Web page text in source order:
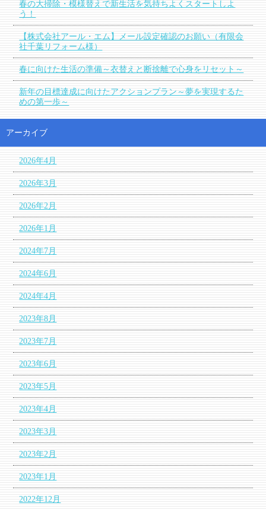
春の大掃除・模様替えで新生活を気持ちよくスタートしよ
う！
【株式会社アール・エム】メール設定確認のお願い（有限会
社千葉リフォーム様）
春に向けた生活の準備～衣替えと断捨離で心身をリセット～
新年の目標達成に向けたアクションプラン～夢を実現するた
めの第一歩～
アーカイブ
2026年4月
2026年3月
2026年2月
2026年1月
2024年7月
2024年6月
2024年4月
2023年8月
2023年7月
2023年6月
2023年5月
2023年4月
2023年3月
2023年2月
2023年1月
2022年12月